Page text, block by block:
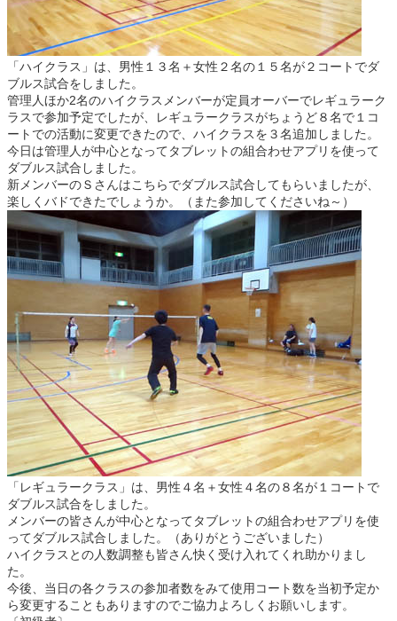
「ハイクラス」は、男性１３名＋女性２名の１５名が２コートでダ
ブルス試合をしました。
管理人ほか2名のハイクラスメンバーが定員オーバーでレギュラーク
ラスで参加予定でしたが、レギュラークラスがちょうど８名で１コ
ートでの活動に変更できたので、ハイクラスを３名追加しました。
今日は管理人が中心となってタブレットの組合わせアプリを使って
ダブルス試合しました。
新メンバーのＳさんはこちらでダブルス試合してもらいましたが、
楽しくバドできたでしょうか。（また参加してくださいね～）
「レギュラークラス」は、男性４名＋女性４名の８名が１コートで
ダブルス試合をしました。
メンバーの皆さんが中心となってタブレットの組合わせアプリを使
ってダブルス試合しました。（ありがとうございました）
ハイクラスとの人数調整も皆さん快く受け入れてくれ助かりまし
た。
今後、当日の各クラスの参加者数をみて使用コート数を当初予定か
ら変更することもありますのでご協力よろしくお願いします。